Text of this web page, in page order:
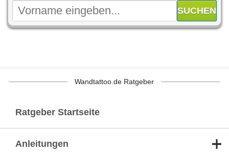
Wandtattoo.de Ratgeber
Ratgeber Startseite
Anleitungen